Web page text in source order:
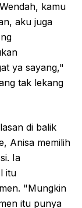
kamu
aku juga
ya sayang,"
tak lekang
di balik
Anisa memilih
Ia
itu
"Mungkin
itu punya